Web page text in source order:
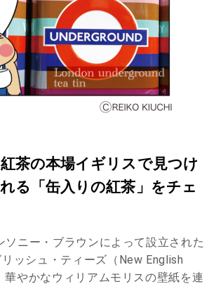
茶の本場イギリスで見つけ
る「缶入りの紅茶」をチェ
ソニー・ブラウンによって設立された
リッシュ・ティーズ（New English
華やかなウィリアムモリスの壁紙を連